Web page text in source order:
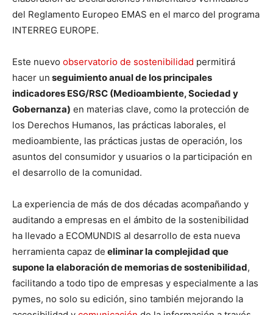
del Reglamento Europeo EMAS en el marco del programa
INTERREG EUROPE.
Este nuevo observatorio de sostenibilidad permitirá
hacer un seguimiento anual de los principales
indicadores ESG/RSC (Medioambiente, Sociedad y
Gobernanza) en materias clave, como la protección de
los Derechos Humanos, las prácticas laborales, el
medioambiente, las prácticas justas de operación, los
asuntos del consumidor y usuarios o la participación en
el desarrollo de la comunidad.
La experiencia de más de dos décadas acompañando y
auditando a empresas en el ámbito de la sostenibilidad
ha llevado a ECOMUNDIS al desarrollo de esta nueva
herramienta capaz de eliminar la complejidad que
supone la elaboración de memorias de sostenibilidad,
facilitando a todo tipo de empresas y especialmente a las
pymes, no solo su edición, sino también mejorando la